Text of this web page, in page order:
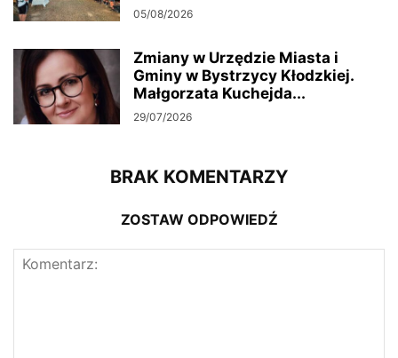
05/08/2026
Zmiany w Urzędzie Miasta i
Gminy w Bystrzycy Kłodzkiej.
Małgorzata Kuchejda...
29/07/2026
BRAK KOMENTARZY
ZOSTAW ODPOWIEDŹ